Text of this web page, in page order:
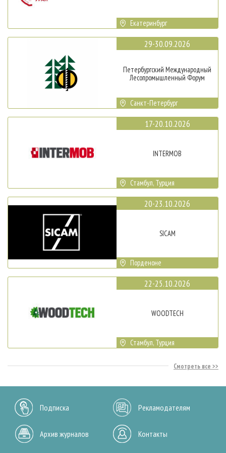
Екатеринбург
29-30.09.2026
Петербургский Международный
Лесопромышленный Форум
Санкт-Петербург
17-20.10.2026
INTERMOB
Стамбул, Турция
20-23.10.2026
SICAM
Порденоне
22-25.10.2026
WOODTECH
Стамбул, Турция
Смотреть все
Подписка Рекламодателям
Архив журналов Контакты